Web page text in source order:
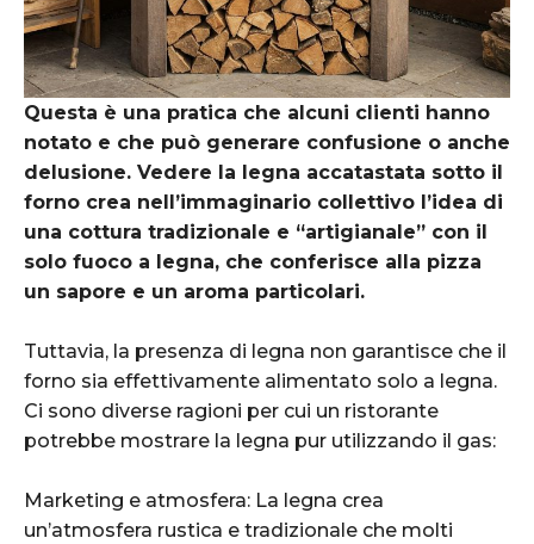
Questa è una pratica che alcuni clienti hanno
notato e che può generare confusione o anche
delusione. Vedere la legna accatastata sotto il
forno crea nell’immaginario collettivo l’idea di
una cottura tradizionale e “artigianale” con il
solo fuoco a legna, che conferisce alla pizza
un sapore e un aroma particolari.
Tuttavia, la presenza di legna non garantisce che il
forno sia effettivamente alimentato solo a legna.
Ci sono diverse ragioni per cui un ristorante
potrebbe mostrare la legna pur utilizzando il gas:
Marketing e atmosfera: La legna crea
un’atmosfera rustica e tradizionale che molti